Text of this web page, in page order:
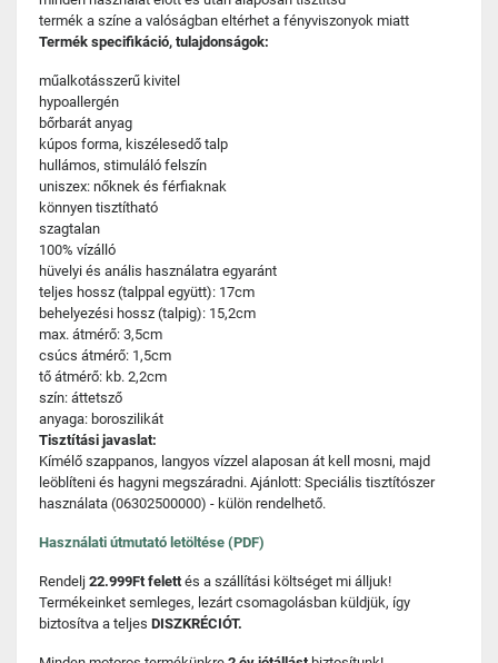
termék a színe a valóságban eltérhet a fényviszonyok miatt
Termék specifikáció, tulajdonságok:
műalkotásszerű kivitel
hypoallergén
bőrbarát anyag
kúpos forma, kiszélesedő talp
hullámos, stimuláló felszín
uniszex: nőknek és férfiaknak
könnyen tisztítható
szagtalan
100% vízálló
hüvelyi és anális használatra egyaránt
teljes hossz (talppal együtt): 17cm
behelyezési hossz (talpig): 15,2cm
max. átmérő: 3,5cm
csúcs átmérő: 1,5cm
tő átmérő: kb. 2,2cm
szín: áttetsző
anyaga: boroszilikát
Tisztítási javaslat:
Kímélő szappanos, langyos vízzel alaposan át kell mosni, majd
leöblíteni és hagyni megszáradni. Ajánlott: Speciális tisztítószer
használata (06302500000) - külön rendelhető.
Használati útmutató letöltése (PDF)
Rendelj 22.999Ft felettés a szállítási költséget mi álljuk!
Termékeinket semleges, lezárt csomagolásban küldjük, így
biztosítva a teljes DISZKRÉCIÓT.